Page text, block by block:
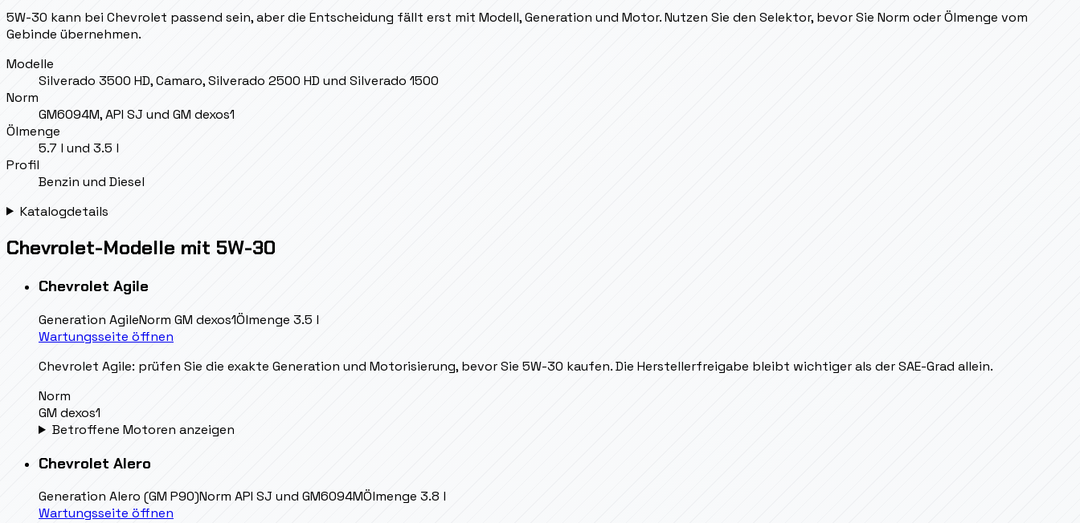
5W-30 kann bei Chevrolet passend sein, aber die Entscheidung fällt erst mit Modell, Generation und Motor. Nutzen Sie den Selektor, bevor Sie Norm oder Ölmenge vom
Gebinde übernehmen.
Modelle
Silverado 3500 HD, Camaro, Silverado 2500 HD und Silverado 1500
Norm
GM6094M, API SJ und GM dexos1
Ölmenge
5.7 l und 3.5 l
Profil
Benzin und Diesel
Katalogdetails
Chevrolet-Modelle mit 5W-30
Chevrolet Agile
Generation AgileNorm GM dexos1Ölmenge 3.5 l
Wartungsseite öffnen
Chevrolet Agile: prüfen Sie die exakte Generation und Motorisierung, bevor Sie 5W-30 kaufen. Die Herstellerfreigabe bleibt wichtiger als der SAE-Grad allein.
Norm
GM dexos1
Betroffene Motoren anzeigen
Chevrolet Alero
Generation Alero (GM P90)Norm API SJ und GM6094MÖlmenge 3.8 l
Wartungsseite öffnen